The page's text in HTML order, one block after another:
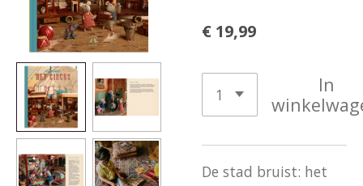
€ 19,99
In
De stad bruist: het